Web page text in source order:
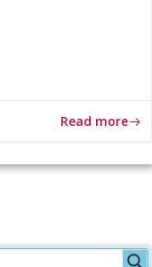
Read more